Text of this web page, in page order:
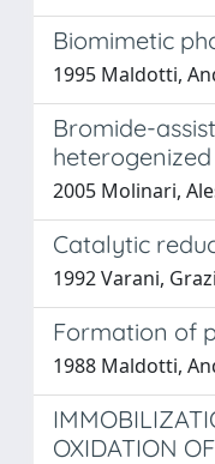
Biomimetic
1995 Maldotti,
Bromide-
heterogenized
2005 Molinari,
Catalytic
1992 Varani,
Formation of
1988 Maldotti,
OXIDATION